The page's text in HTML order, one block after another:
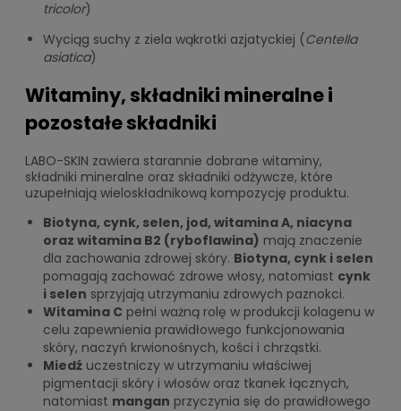
tricolor)
Wyciąg suchy z ziela wąkrotki azjatyckiej (Centella
asiatica)
Witaminy, składniki mineralne i
pozostałe składniki
LABO-SKIN zawiera starannie dobrane witaminy,
składniki mineralne oraz składniki odżywcze, które
uzupełniają wieloskładnikową kompozycję produktu.
Biotyna, cynk, selen, jod, witamina A, niacyna
oraz witamina B2 (ryboflawina) mają znaczenie
dla zachowania zdrowej skóry. Biotyna, cynk i selen
pomagają zachować zdrowe włosy, natomiast cynk
i selen sprzyjają utrzymaniu zdrowych paznokci.
Witamina C pełni ważną rolę w produkcji kolagenu w
celu zapewnienia prawidłowego funkcjonowania
skóry, naczyń krwionośnych, kości i chrząstki.
Miedź uczestniczy w utrzymaniu właściwej
pigmentacji skóry i włosów oraz tkanek łącznych,
natomiast mangan przyczynia się do prawidłowego